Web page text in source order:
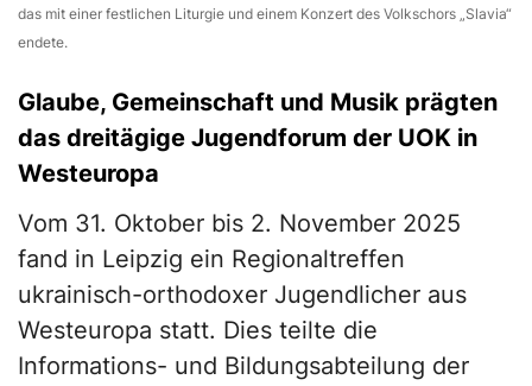
das mit einer festlichen Liturgie und einem Konzert des Volkschors „Slavia“
endete.
Glaube, Gemeinschaft und Musik prägten
das dreitägige Jugendforum der UOK in
Westeuropa
Vom 31. Oktober bis 2. November 2025
fand in Leipzig ein Regionaltreffen
ukrainisch-orthodoxer Jugendlicher aus
Westeuropa statt. Dies teilte die
Informations- und Bildungsabteilung der